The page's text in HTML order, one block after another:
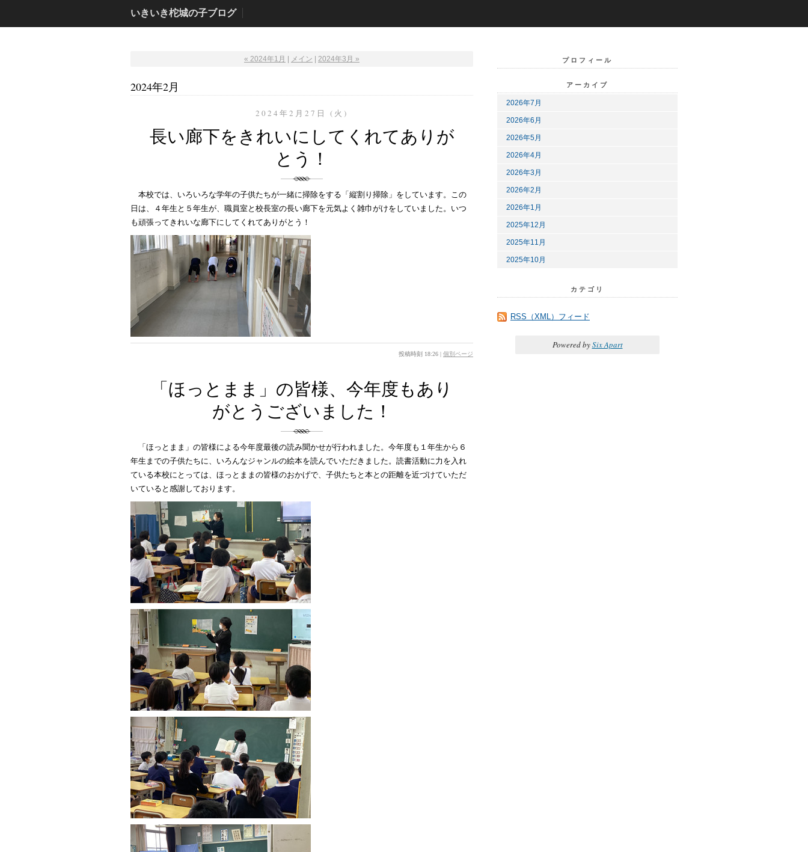
いきいき柁城の子ブログ
« 2024年1月 メイン 2024年3月 »
2024年2月
2024年2月27日 (火)
長い廊下をきれいにしてくれてありが
とう！
本校では、いろいろな学年の子供たちが一緒に掃除をする「縦割り掃除」をしています。この
日は、４年生と５年生が、職員室と校長室の長い廊下を元気よく雑巾がけをしていました。いつ
も頑張ってきれいな廊下にしてくれてありがとう！
投稿時刻 18:26 | 個別ページ
「ほっとまま」の皆様、今年度もあり
がとうございました！
「ほっとまま」の皆様による今年度最後の読み聞かせが行われました。今年度も１年生から６
年生までの子供たちに、いろんなジャンルの絵本を読んでいただきました。読書活動に力を入れ
ている本校にとっては、ほっとままの皆様のおかげで、子供たちと本との距離を近づけていただ
いていると感謝しております。
プロフィール
アーカイブ
2026年7月
2026年6月
2026年5月
2026年4月
2026年3月
2026年2月
2026年1月
2025年12月
2025年11月
2025年10月
カテゴリ
RSS（XML）フィード
Powered bySix Apart